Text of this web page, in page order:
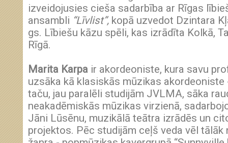
izveidojusies cieša sadarbība ar Rīgas
ansambli “Līvlist”, kopā uzvedot Dzintara
gs. Lībiešu kāzu spēli, kas izrādīta Kolkā,
Rīgā.
Marita Karpa ir akordeoniste, kura savu
uzsāka kā klasiskās mūzikas akordeoniste
taču, jau paralēli studijām JVLMA, sāka
neakadēmiskās mūzikas virzienā,
Jāni Lūsēnu, muzikālā teātra izrādēs un
projektos. Pēc studijām ceļš veda vēl tālāk